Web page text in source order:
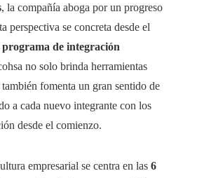
, la compañía aboga por un progreso
perspectiva se concreta desde el
programa de integración
no solo brinda herramientas
también fomenta un gran sentido de
a cada nuevo integrante con los
desde el comienzo.
empresarial se centra en las 6